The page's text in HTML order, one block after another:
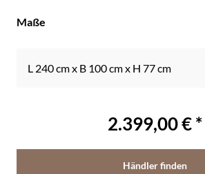
Maße
L 240 cm x B 100 cm x H 77 cm
2.399,00 € *
Händler finden